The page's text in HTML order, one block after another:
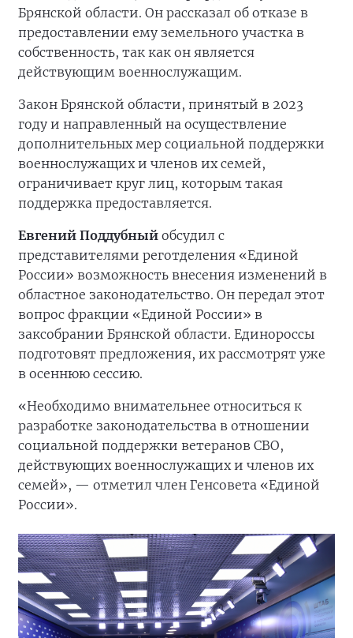
Брянской области. Он рассказал об отказе в
предоставлении ему земельного участка в
собственность, так как он является
действующим военнослужащим.
Закон Брянской области, принятый в 2023
году и направленный на осуществление
дополнительных мер социальной поддержки
военнослужащих и членов их семей,
ограничивает круг лиц, которым такая
поддержка предоставляется.
Евгений Поддубный обсудил с
представителями реготделения «Единой
России» возможность внесения изменений в
областное законодательство. Он передал этот
вопрос фракции «Единой России» в
заксобрании Брянской области. Единороссы
подготовят предложения, их рассмотрят уже
в осеннюю сессию.
«Необходимо внимательнее относиться к
разработке законодательства в отношении
социальной поддержки ветеранов СВО,
действующих военнослужащих и членов их
семей», — отметил член Генсовета «Единой
России».